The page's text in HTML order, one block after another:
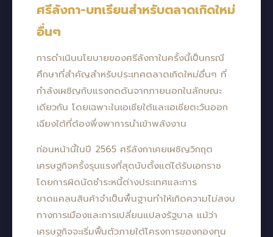
ศรีลังกา-บทเรียนสำหรับตลาดเกิดใหม่
อื่นๆ
การดำเนินนโยบายของศรีลังกาในครั้งนี้เป็นกรณี
ศึกษาที่สำคัญสำหรับประเทศตลาดเกิดใหม่อื่นๆ ที่
กำลังเผชิญกับแรงกดดันจากภายนอกในลักษณะ
เดียวกัน โดยเฉพาะในเอเชียใต้และเอเชียตะวันออก
เฉียงใต้ที่ต้องพึ่งพาการนำเข้าพลังงาน
ก่อนหน้านี้ในปี 2565 ศรีลังกาเคยเผชิญวิกฤต
เศรษฐกิจครั้งรุนแรงที่สุดนับตั้งแต่ได้รับเอกราช
โดยการผิดนัดชำระหนี้ต่างประเทศและการ
ขาดแคลนสินค้าจำเป็นพื้นฐานทำให้เกิดความไม่สงบ
ทางการเมืองและการเปลี่ยนแปลงรัฐบาล แม้ว่า
เศรษฐกิจจะเริ่มฟื้นตัวภายใต้โครงการของกองทุน